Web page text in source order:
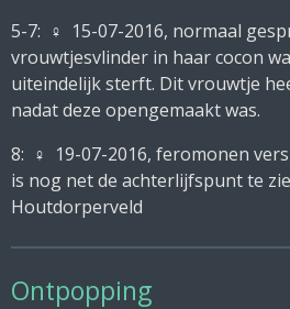
5-7: ♀ 15-07-2016, normaal
vrouwtjesvlinder in haar cocon
uiteindelijk sterft. Dit vrouwtje
nadat deze opengemaakt was.
8: ♀ 19-07-2016, feromonen
is nog net de achterlijfspunt te
Houtdorperveld
Ontpopping